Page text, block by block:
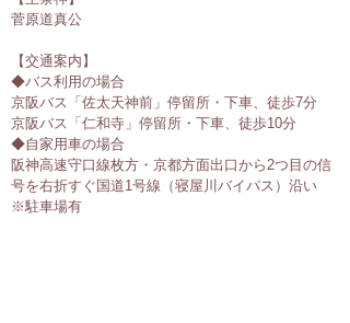
菅原道真公
【交通案内】
◆バス利用の場合
京阪バス「佐太天神前」停留所・下車、徒歩7分
京阪バス「仁和寺」停留所・下車、徒歩10分
◆自家用車の場合
阪神高速守口線枚方・京都方面出口から2つ目の信
号を右折すぐ国道1号線（寝屋川バイパス）沿い
※駐車場有